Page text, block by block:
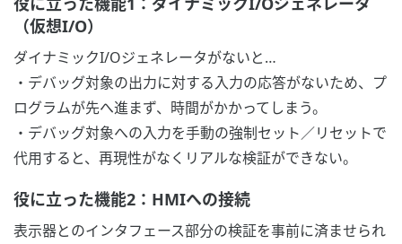
（仮想I/O）
ダイナミックI/Oジェネレータがないと…
・デバッグ対象の出力に対する入力の応答がないため、プ
ログラムが先へ進まず、時間がかかってしまう。
・デバッグ対象への入力を手動の強制セット／リセットで
代用すると、再現性がなくリアルな検証ができない。
役に立った機能2：HMIへの接続
表示器とのインタフェース部分の検証を事前に済ませられ